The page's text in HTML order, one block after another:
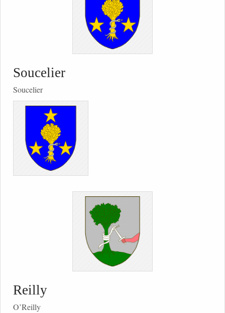
Soucelier
Soucelier
Reilly
O’Reilly